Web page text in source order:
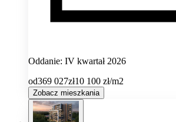
Oddanie: IV kwartał 2026
od369 027zł10 100 zł/m2
Zobacz mieszkania